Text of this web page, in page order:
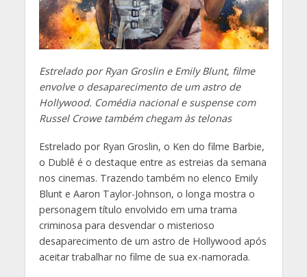
Estrelado por Ryan Groslin e Emily Blunt, filme
envolve o desaparecimento de um astro de
Hollywood. Comédia nacional e suspense com
Russel Crowe também chegam às telonas
Estrelado por Ryan Groslin, o Ken do filme Barbie,
o Dublê é o destaque entre as estreias da semana
nos cinemas. Trazendo também no elenco Emily
Blunt e Aaron Taylor-Johnson, o longa mostra o
personagem título envolvido em uma trama
criminosa para desvendar o misterioso
desaparecimento de um astro de Hollywood após
aceitar trabalhar no filme de sua ex-namorada.